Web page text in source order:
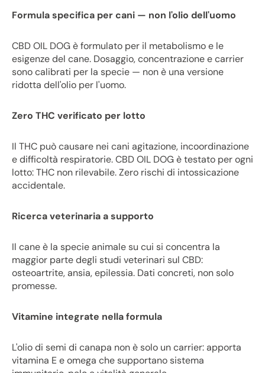
Formula specifica per cani — non l'olio dell'uomo
CBD OIL DOG è formulato per il metabolismo e le
esigenze del cane. Dosaggio, concentrazione e carrier
sono calibrati per la specie — non è una versione
ridotta dell'olio per l'uomo.
Zero THC verificato per lotto
Il THC può causare nei cani agitazione, incoordinazione
e difficoltà respiratorie. CBD OIL DOG è testato per ogni
lotto: THC non rilevabile. Zero rischi di intossicazione
accidentale.
Ricerca veterinaria a supporto
Il cane è la specie animale su cui si concentra la
maggior parte degli studi veterinari sul CBD:
osteoartrite, ansia, epilessia. Dati concreti, non solo
promesse.
Vitamine integrate nella formula
L'olio di semi di canapa non è solo un carrier: apporta
vitamina E e omega che supportano sistema